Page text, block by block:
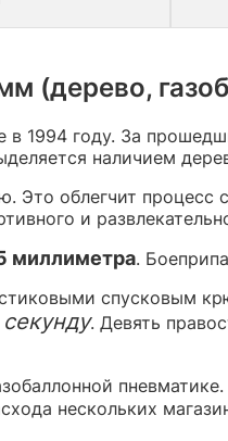
(дерево,
1994 году. За
наличием
Это облегчит
и
миллиметра.
спусковым
. Девять
нескольких